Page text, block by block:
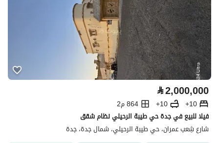
⃁2,000,000
10+
10+
864 م2
فيلا للبيع في جدة حي طيبة الرحيلي نظام شقق
شارع شِعب عمران، حي طيبة الرحيلي، شمال جدة، جدة